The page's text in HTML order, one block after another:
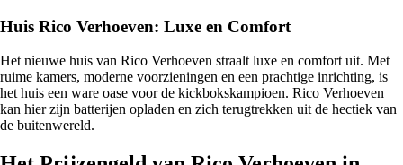
Huis Rico Verhoeven: Luxe en Comfort
Het nieuwe huis van Rico Verhoeven straalt luxe en comfort uit. Met
ruime kamers, moderne voorzieningen en een prachtige inrichting, is
het huis een ware oase voor de kickbokskampioen. Rico Verhoeven
kan hier zijn batterijen opladen en zich terugtrekken uit de hectiek van
de buitenwereld.